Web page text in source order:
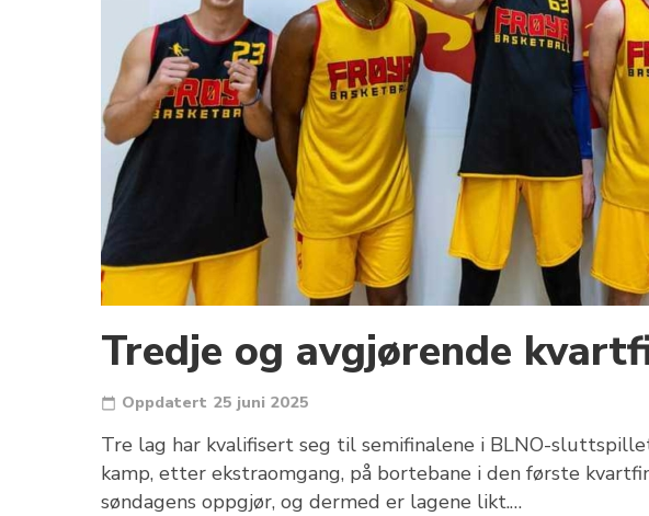
Tredje og avgjørende
Oppdatert 25 juni 2025
Tre lag har kvalifisert seg til semifinalene i BLNO-
kamp, etter ekstraomgang, på bortebane i den første
søndagens oppgjør, og dermed er lagene likt.…